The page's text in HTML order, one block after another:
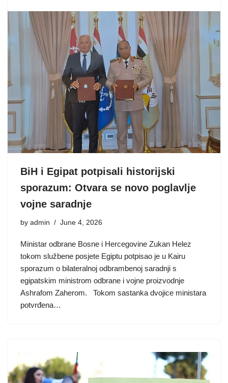
BiH i Egipat potpisali historijski
sporazum: Otvara se novo poglavlje
vojne saradnje
by admin June 4, 2026
Ministar odbrane Bosne i Hercegovine Zukan Helez
tokom službene posjete Egiptu potpisao je u Kairu
sporazum o bilateralnoj odbrambenoj saradnji s
egipatskim ministrom odbrane i vojne proizvodnje
Ashrafom Zaherom. Tokom sastanka dvojice ministara
potvrđena…